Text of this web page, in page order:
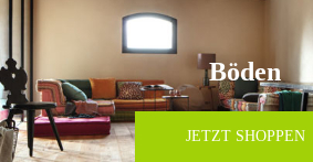
Böden
JETZT SHOPPEN